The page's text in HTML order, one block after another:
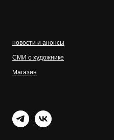
новости и анонсы
СМИ о художнике
Магазин